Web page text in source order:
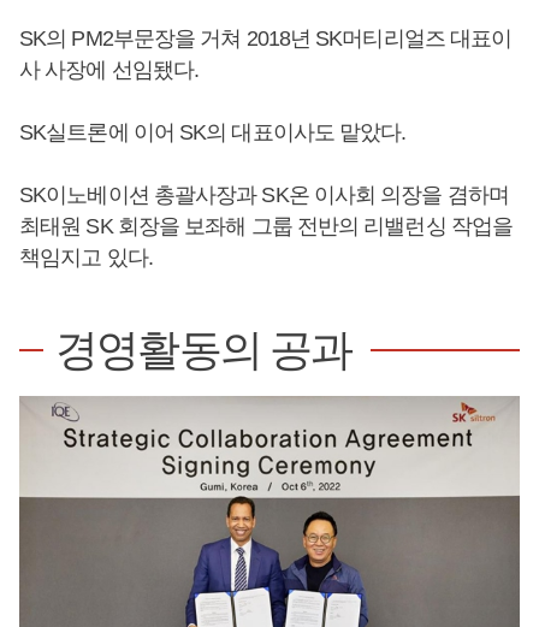
SK의 PM2부문장을 거쳐 2018년 SK머티리얼즈 대표이
사 사장에 선임됐다.
SK실트론에 이어 SK의 대표이사도 맡았다.
SK이노베이션 총괄사장과 SK온 이사회 의장을 겸하며
최태원 SK 회장을 보좌해 그룹 전반의 리밸런싱 작업을
책임지고 있다.
경영활동의 공과